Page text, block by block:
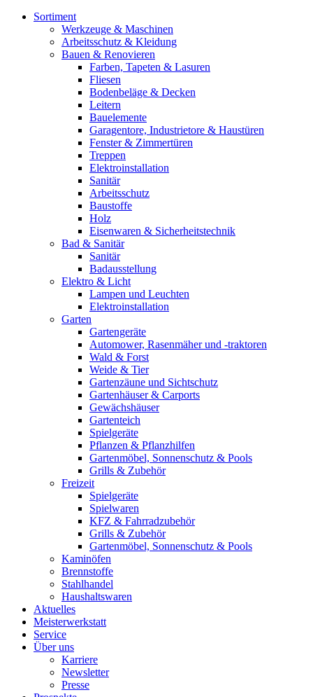
Sortiment
Werkzeuge & Maschinen
Arbeitsschutz & Kleidung
Bauen & Renovieren
Farben, Tapeten & Lasuren
Fliesen
Bodenbeläge & Decken
Leitern
Bauelemente
Garagentore, Industrietore & Haustüren
Fenster & Zimmertüren
Treppen
Elektroinstallation
Sanitär
Arbeitsschutz
Baustoffe
Holz
Eisenwaren & Sicherheitstechnik
Bad & Sanitär
Sanitär
Badausstellung
Elektro & Licht
Lampen und Leuchten
Elektroinstallation
Garten
Gartengeräte
Automower, Rasenmäher und -traktoren
Wald & Forst
Weide & Tier
Gartenzäune und Sichtschutz
Gartenhäuser & Carports
Gewächshäuser
Gartenteich
Spielgeräte
Pflanzen & Pflanzhilfen
Gartenmöbel, Sonnenschutz & Pools
Grills & Zubehör
Freizeit
Spielgeräte
Spielwaren
KFZ & Fahrradzubehör
Grills & Zubehör
Gartenmöbel, Sonnenschutz & Pools
Kaminöfen
Brennstoffe
Stahlhandel
Haushaltswaren
Aktuelles
Meisterwerkstatt
Service
Über uns
Karriere
Newsletter
Presse